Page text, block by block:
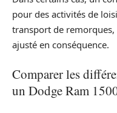
pour des activités de
transport de remorques,
ajusté en conséquence.
Comparer les
un Dodge Ram